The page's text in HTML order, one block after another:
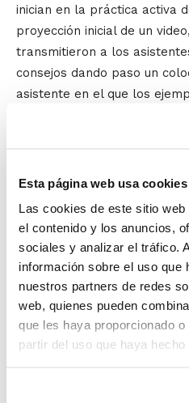
Esta página web usa cookies
Las cookies de este sitio
el contenido y los anuncios,
sociales y analizar el tráfico.
información sobre el uso que
nuestros partners de redes
web, quienes pueden
que les haya proporcionado
partir del uso que haya
inician en la práctica activa
proyección inicial de un
transmitieron a los
consejos dando paso un
asistente en el que los
para ilustrar los temas
Entre los aspectos que
que aporta a los jóvenes la
Beneficios referidos tanto a
asunción de valores
conseguirlo, los ponentes
juegan los entrenadores y
que en realidad se debe
parte del equipo, puesto que
Igualmente, otro aspecto